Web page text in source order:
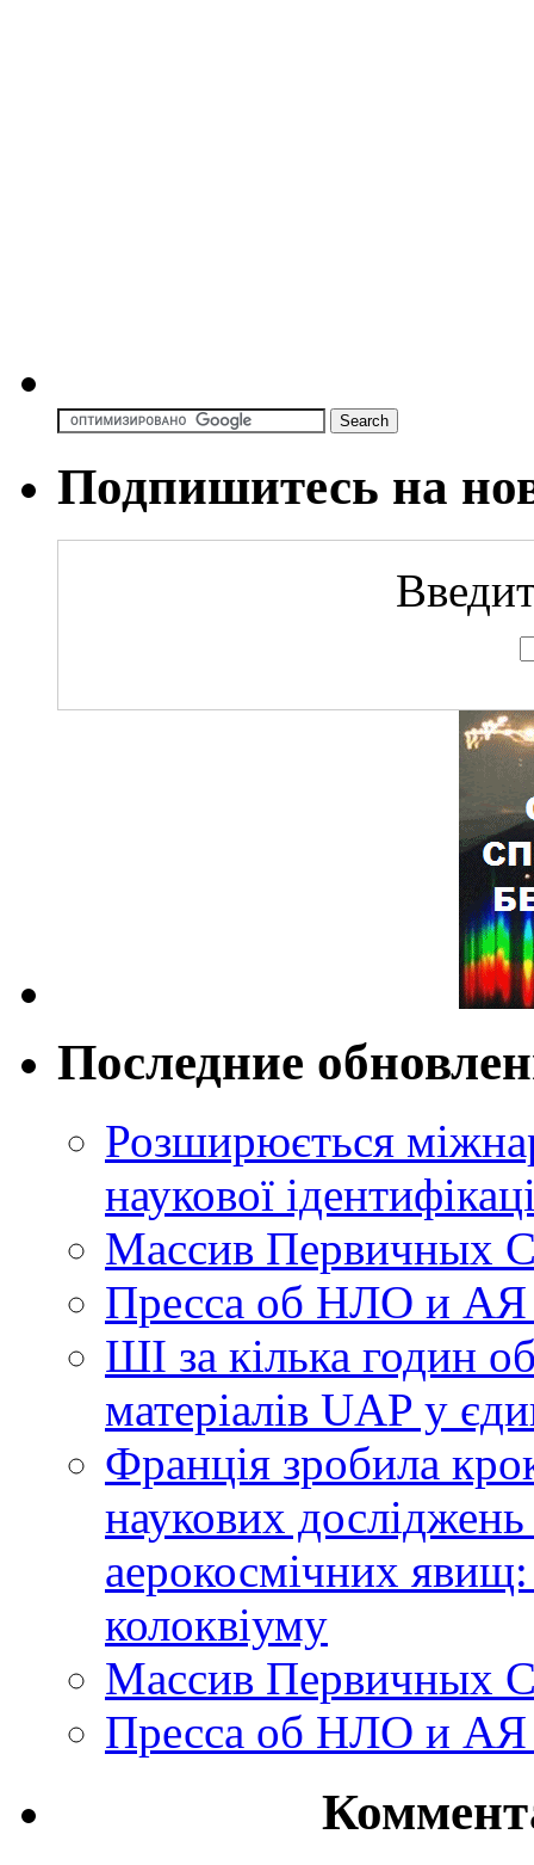
Подпишитесь на
Последние
Розширюється
наукової
Массив Первичных
Пресса об НЛО и
ШІ за кілька годин
матеріалів UAP у
Франція зробила
наукових
аерокосмічних
колоквіуму
Массив Первичных
Пресса об НЛО и